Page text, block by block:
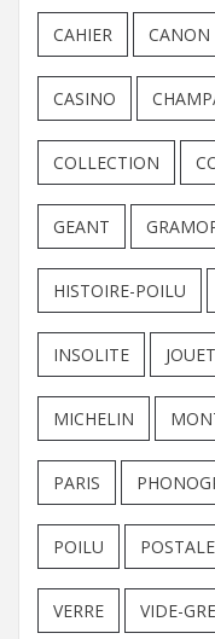
CAHIER CANON
CASINO
COLLECTION
GEANT
HISTOIRE-POILU
INSOLITE JOUET
MICHELIN
PARIS
POILU POSTALE
VERRE VIDE-